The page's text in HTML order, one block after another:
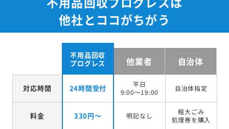
他社とココがちがう
不用品回収
プログレス
他業者 自治体
対応時間 24時間受付
平日
9:00～19:00
自治体指定
料金 330円～ 明記なし
粗大ごみ
処理券を購入